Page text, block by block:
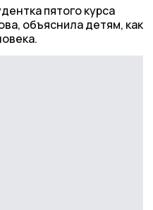
пятого курса
объяснила детям, как